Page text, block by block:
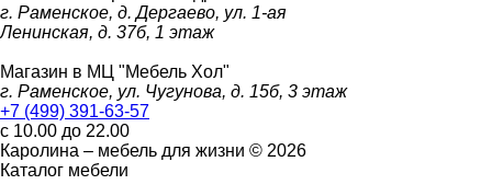
г. Раменское, д. Дергаево, ул. 1-ая
Ленинская, д. 37б, 1 этаж
Магазин в МЦ "Мебель Хол"
г. Раменское, ул. Чугунова, д. 15б, 3 этаж
+7 (499) 391-63-57
с 10.00 до 22.00
Каролина – мебель для жизни © 2026
Каталог мебели